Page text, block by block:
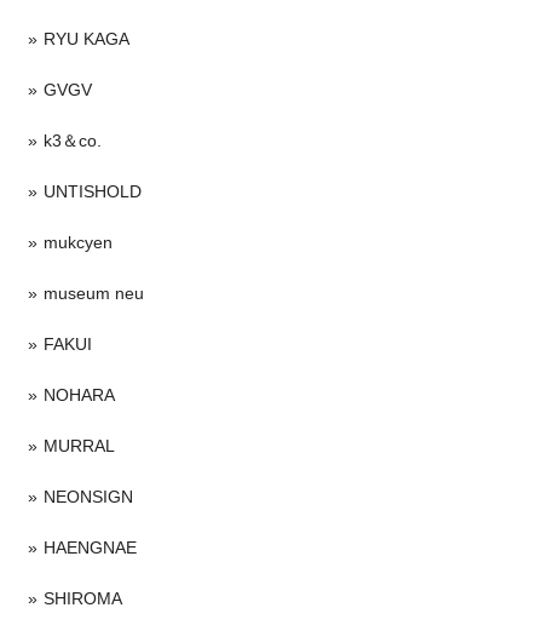
RYU KAGA
GVGV
k3＆co.
UNTISHOLD
mukcyen
museum neu
FAKUI
NOHARA
MURRAL
NEONSIGN
HAENGNAE
SHIROMA